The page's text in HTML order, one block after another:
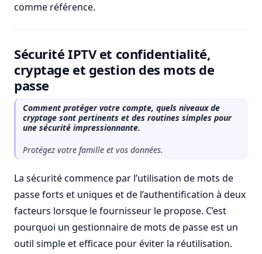
comme référence.
Sécurité IPTV et confidentialité,
cryptage et gestion des mots de
passe
Comment protéger votre compte, quels niveaux de
cryptage sont pertinents et des routines simples pour
une sécurité impressionnante.
Protégez votre famille et vos données.
La sécurité commence par l’utilisation de mots de
passe forts et uniques et de l’authentification à deux
facteurs lorsque le fournisseur le propose. C’est
pourquoi un gestionnaire de mots de passe est un
outil simple et efficace pour éviter la réutilisation.